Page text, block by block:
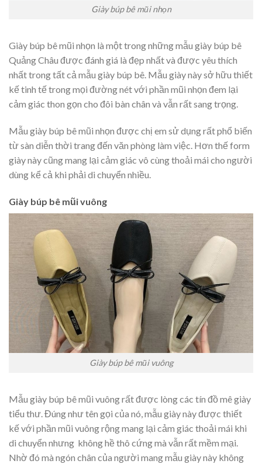
Giày búp bê mũi nhọn
Giày búp bê mũi nhọn là một trong những mẫu giày búp bê
Quảng Châu được đánh giá là đẹp nhất và được yêu thích
nhất trong tất cả mẫu giày búp bê. Mẫu giày này sở hữu thiết
kế tinh tế trong mọi đường nét với phần mũi nhọn đem lại
cảm giác thon gọn cho đôi bàn chân và vẫn rất sang trọng.
Mẫu giày búp bê mũi nhọn được chị em sử dụng rất phổ biến
từ sàn diễn thời trang đến văn phòng làm việc. Hơn thế form
giày này cũng mang lại cảm giác vô cùng thoải mái cho người
dùng kể cả khi phải di chuyển nhiều.
Giày búp bê mũi vuông
Giày búp bê mũi vuông
Mẫu giày búp bê mũi vuông rất được lòng các tín đồ mê giày
tiểu thư. Đúng như tên gọi của nó, mẫu giày này được thiết
kế với phần mũi vuông rộng mang lại cảm giác thoải mái khi
di chuyển nhưng không hề thô cứng mà vẫn rất mềm mại.
Nhờ đó mà ngón chân của người mang mẫu giày này không